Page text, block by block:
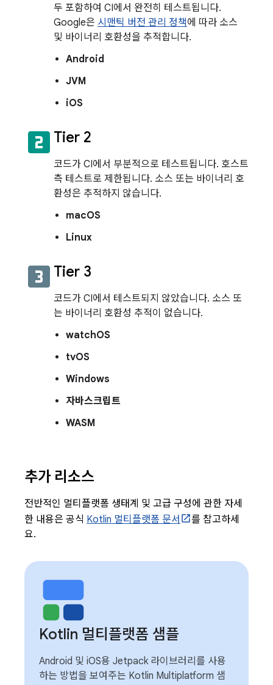
두 포함하여 CI에서 완전히 테스트됩니다.
Google은 시맨틱 버전 관리 정책 에 따라 소스
및 바이너리 호환성을 추적합니다.
Android
JVM
iOS
looks_two Tier 2
코드가 CI에서 부분적으로 테스트됩니다. 호스트
측 테스트로 제한됩니다. 소스 또는 바이너리 호
환성은 추적하지 않습니다.
macOS
Linux
looks_3 Tier 3
코드가 CI에서 테스트되지 않았습니다. 소스 또
는 바이너리 호환성 추적이 없습니다.
watchOS
tvOS
Windows
자바스크립트
WASM
추가 리소스
전반적인 멀티플랫폼 생태계 및 고급 구성에 관한 자세
한 내용은 공식 Kotlin 멀티플랫폼 문서
를 참고하세
요.
Kotlin 멀티플랫폼 샘플
Android 및 iOS용 Jetpack 라이브러리를 사용
하는 방법을 보여주는 Kotlin Multiplatform 샘